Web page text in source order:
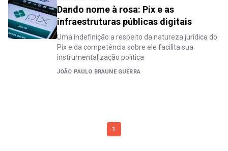
Dando nome à rosa: Pix e as
infraestruturas públicas digitais
Uma indefinição a respeito da natureza jurídica do
Pix e da competência sobre ele facilita sua
instrumentalização política
JOÃO PAULO BRAUNE GUERRA
1